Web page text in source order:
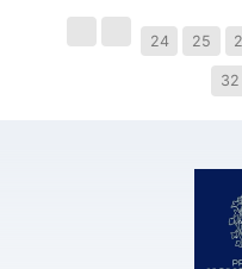
24 25
32